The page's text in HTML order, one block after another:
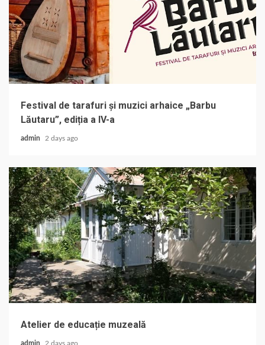
Festival de tarafuri și muzici arhaice „Barbu
Lăutaru”, ediția a IV-a
admin 2 days ago
Atelier de educație muzeală
admin 2 days ago